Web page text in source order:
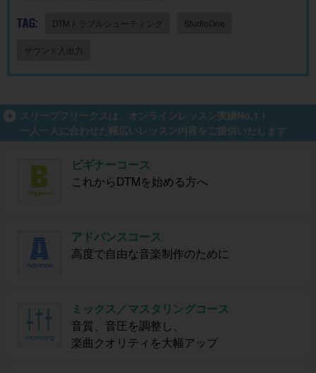
TAG: DTMトラブルシューティング StudioOne
サウンド入出力
スリープフリークスは、オンラインレッスン実績No.1！
一人一人に合わせた幅広いレッスン内容をご提供いたします
ビギナーコース
これからDTMを始める方へ
アドバンスコース
高度で自由な音楽制作のために
ミックス／マスタリングコース
音質、音圧を調整し、
楽曲クオリティを大幅アップ